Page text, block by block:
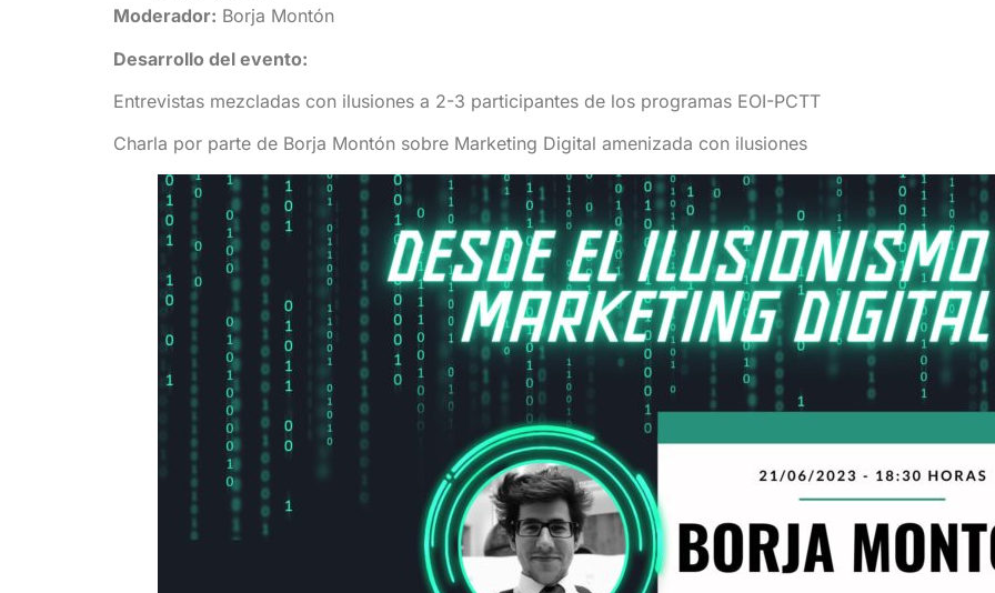
Moderador: Borja Montón
Desarrollo del evento:
Entrevistas mezcladas con ilusiones a 2-3 participantes de los programas EOI-PCTT
Charla por parte de Borja Montón sobre Marketing Digital amenizada con ilusiones